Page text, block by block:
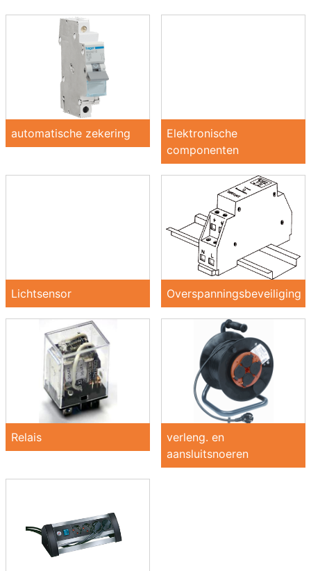
automatische zekering
Elektronische
componenten
Lichtsensor Overspanningsbeveiliging
Relais
verleng. en
aansluitsnoeren